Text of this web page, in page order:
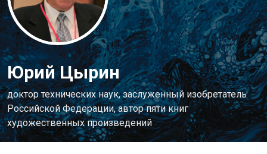
Юрий Цырин
доктор технических наук, заслуженный изобретатель
Российской Федерации, автор пяти книг
художественных произведений